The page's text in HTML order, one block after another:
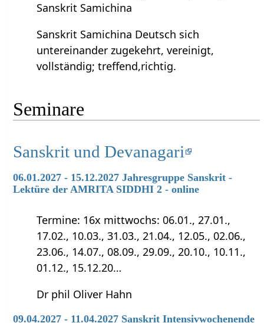
Sanskrit Samichina
Sanskrit Samichina Deutsch sich
untereinander zugekehrt, vereinigt,
vollständig; treffend,richtig.
Seminare
Sanskrit und Devanagari
06.01.2027 - 15.12.2027 Jahresgruppe Sanskrit -
Lektüre der AMRITA SIDDHI 2 - online
Termine: 16x mittwochs: 06.01., 27.01.,
17.02., 10.03., 31.03., 21.04., 12.05., 02.06.,
23.06., 14.07., 08.09., 29.09., 20.10., 10.11.,
01.12., 15.12.20…
Dr phil Oliver Hahn
09.04.2027 - 11.04.2027 Sanskrit Intensivwochenende